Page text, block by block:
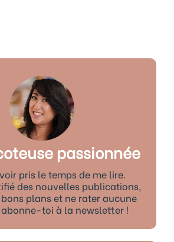
passionnée
pris le temps de me lire.
des nouvelles publications,
plans et ne rater aucune
toi à la newsletter !